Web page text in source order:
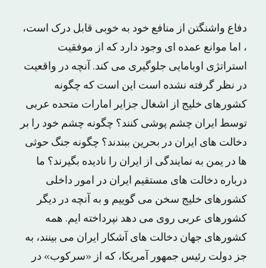
دفاع واشنگتن از منافع خود به خوبی قابل درک است،
، اما موانع عمده ای وجود دارد که از موفقیت
استراتژی اوبامایی جلوگیری می کند. آنچه در واقعیت
در نظر گرفته نشده است این است که چگونه
کشورهای خلیج از اشغال جزایر امارات متحده عربی
توسط ایران چشم پوشی کنند؟ چگونه چشم خود را بر
دخالت های ایران در بحرین ببندند؟ چگونه جنگ حوثی
ها در یمن به نمایندگی از ایران را نادیده بگیرند؟ ما
درباره دخالت های مستقیم ایران در امور داخلی
کشورهای خلیج سخن می گوییم و به آنچه در دیگر
کشورهای عربی روی می دهد نپرداخته ایم. همه
کشورهای جهان دخالت های آشکار ایران می بینند، به
جز دولت رئیس جمهور آمریکا، که از «سرکوب» در